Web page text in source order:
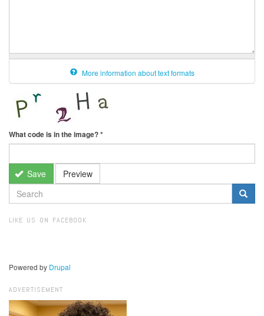
More information about text formats
What code is in the image?*
Save Preview
SEARCH
FORM
LIKE US ON FACEBOOK
Powered by Drupal
ADVERTISEMENT